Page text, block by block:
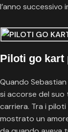
l’anno successivo
Piloti go kart
Quando Sebastian
si accorse del suo
carriera. Tra i
mostrato un